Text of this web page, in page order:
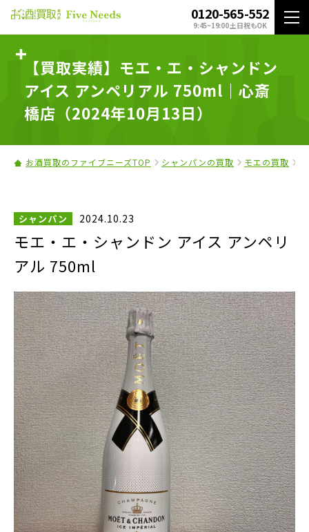
0120-565-552
9:45~19:00 土日祝もOK
【買取実績】モエ・エ・シャンドン
アイス アンペリアル 750ml｜心斎
橋店（2024年10月13日）
お酒買取のファイブニーズTOP シャンパンの買取 モエの買取
シャンパン 2024.10.23
モエ・エ・シャンドン アイス アンペリ
アル 750ml